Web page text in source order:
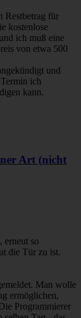
Restbetrag für
kostenlose
ich muß eine
von etwa 500
und
ich
kann.
Art (nicht
erneut so
die Tür zu ist.
Man wolle
ermöglichen,
Programmierer